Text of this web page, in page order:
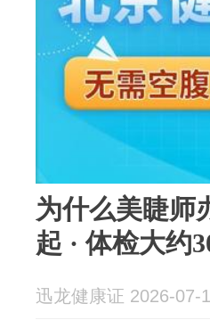
为什么美睫师
起 · 体检大约
迅龙健康证 2026-07-